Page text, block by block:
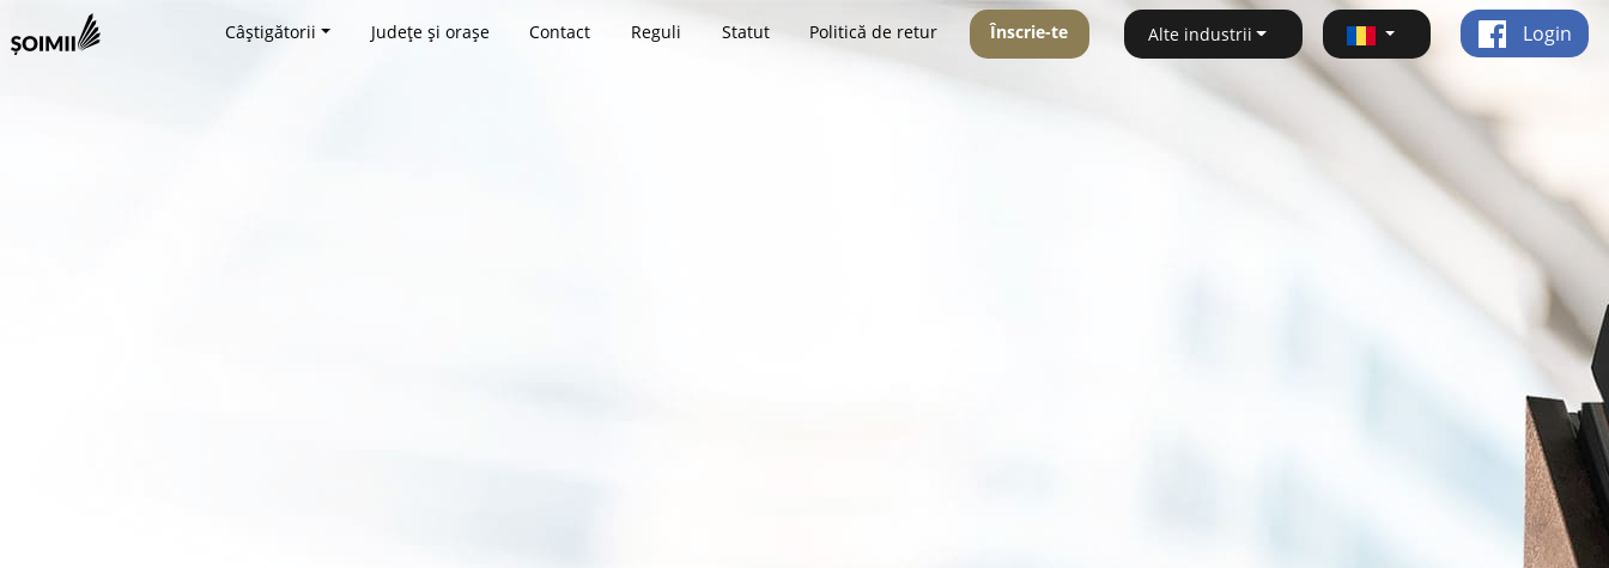
Câștigătorii Județe și orașe Contact Reguli Statut Politică de retur Înscrie-te Alte industrii Login